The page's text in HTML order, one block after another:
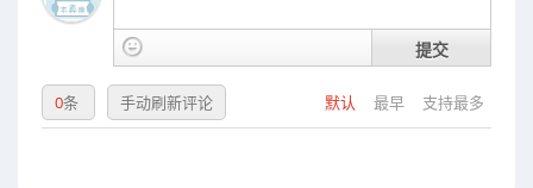
提交
默认 最早 支持最多
0条 手动刷新评论